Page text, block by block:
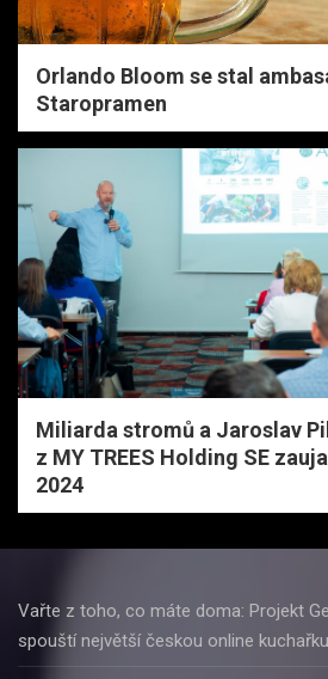
Orlando Bloom se stal
Staropramen
Miliarda stromů a Jaroslav
z MY TREES Holding SE
2024
Vařte z toho, co máte doma: Projekt
spouští největší českou online kuchařku